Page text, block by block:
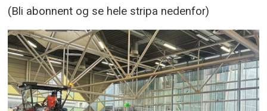
(Bli abonnent og se hele stripa nedenfor)